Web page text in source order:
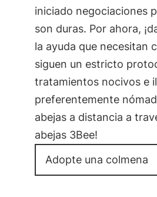
iniciado negociaciones
son duras. Por ahora,
la ayuda que necesitan
siguen un estricto
tratamientos nocivos e
preferentemente
abejas a distancia a
abejas 3Bee!
Adopte una colmena